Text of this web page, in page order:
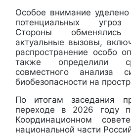
Особое внимание
потенциальных угроз
Стороны
актуальные вызовы,
распространение особо
также определили
совместного анализа
биобезопасности на
По итогам заседания
переходе в 2026 году
Координационном
национальной части